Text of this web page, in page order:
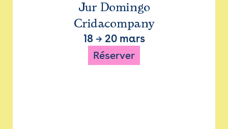
Jur Domingo
Cridacompany
18 → 20 mars
Réserver